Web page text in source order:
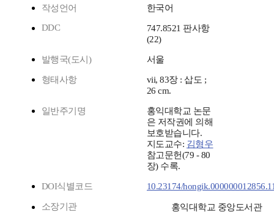
작성언어
한국어
DDC
747.8521 판사항
(22)
발행국(도시) 서울
형태사항
vii, 83장 : 삽도 ;
26 cm.
일반주기명
홍익대학교 논문
은 저작권에 의해
보호받습니다.
지도교수: 김형우
참고문헌(79 - 80
장) 수록.
DOI식별코드 10.23174/
소장기관 홍익대학교 중앙도서관